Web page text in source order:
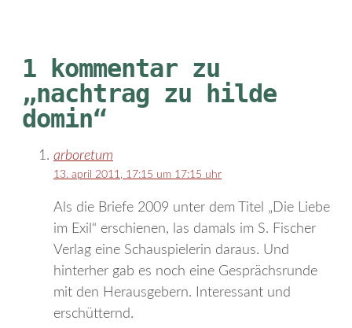
1 kommentar zu
„nachtrag zu hilde
domin“
arboretum
13. april 2011, 17:15 um 17:15 uhr
Als die Briefe 2009 unter dem Titel „Die Liebe
im Exil“ erschienen, las damals im S. Fischer
Verlag eine Schauspielerin daraus. Und
hinterher gab es noch eine Gesprächsrunde
mit den Herausgebern. Interessant und
erschütternd.